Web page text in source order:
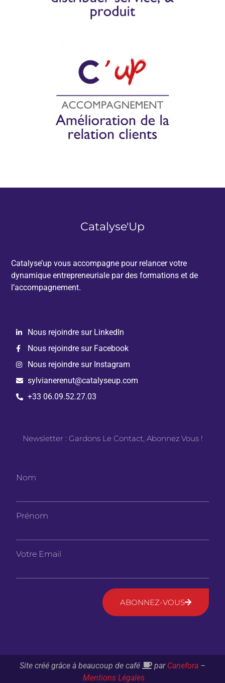
Catalyse'Up
Catalyse’up vous accompagne pour relancer votre
dynamique entrepreneuriale par des formations et de
l’accompagnement.
Nous rejoindre sur LinkedIn
Nous rejoindre sur Facebook
Nous rejoindre sur Instagram
sylvianerenut@catalyseup.com
+33 06.09.52.27.03
Newsletter : Gardons Le Contact, Abonnez Vous !
Nom
Prénom
Votre Email
ABONNEZ-VOUS
Site créé grâce à beaucoup de café par Canefora –
Mentions Légales